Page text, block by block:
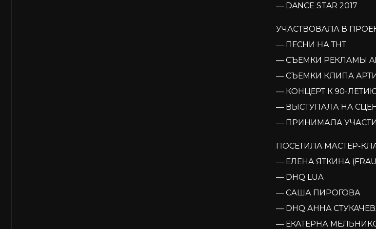
— DANCE STAR 2017
УЧАСТВОВАЛА В
— ПЕСНИ НА ТНТ
— СЪЕМКИ РЕКЛАМЫ
— СЪЕМКИ КЛИПА
— КОНЦЕРТ К 90-
— ВЫСТУПАЛА НА
— ПРИНИМАЛА
ПОСЕТИЛА МАСТЕР-
— ЕЛЕНА ЯТКИНА
— DHQ LUA
— САША ПИРОГОВА
— DHQ АННА
— ЕКАТЕРНА